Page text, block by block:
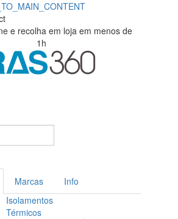
e recolha em loja em menos de
1h
Marcas
Info
Isolamentos
Térmicos